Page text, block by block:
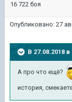
16 722 боя
Опубликовано: 27
В 27.08.2018
А про что ещё?
история,